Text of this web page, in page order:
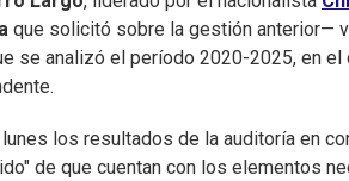
que solicitó sobre la gestión anterior—
se analizó el período 2020-2025, en el
los resultados de la auditoría en
de que cuentan con los elementos